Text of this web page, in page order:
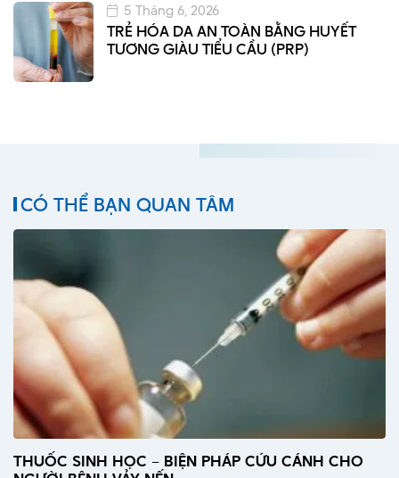
TRẺ HÓA DA AN TOÀN BẰNG HUYẾT
TƯƠNG GIÀU TIỂU CẦU (PRP)
5 Tháng 6, 2026
CÓ THỂ BẠN QUAN TÂM
THUỐC SINH HỌC – BIỆN PHÁP CỨU CÁNH CHO